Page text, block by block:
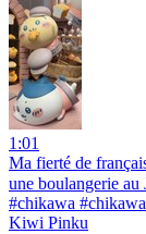
1:01
Ma fierté de
une boulangerie
#chikawa
Kiwi Pinku